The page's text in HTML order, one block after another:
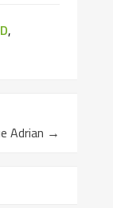
,
Adrian →